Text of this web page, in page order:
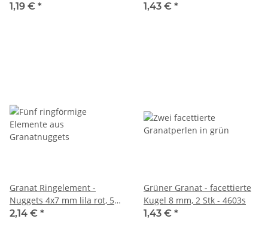
1,19 € *
1,43 € *
Granat Ringelement -
Nuggets 4x7 mm lila rot, 5
Stk /R068
2,14 € *
Grüner Granat - facettierte
Kugel 8 mm, 2 Stk - 4603s
1,43 € *